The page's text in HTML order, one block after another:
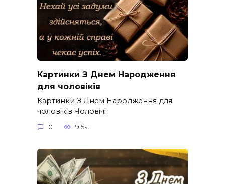
Картинки З Днем Народження
для чоловіків​
Картинки З Днем Народження для
чоловіків​ Чоловічі
0 9.5к.